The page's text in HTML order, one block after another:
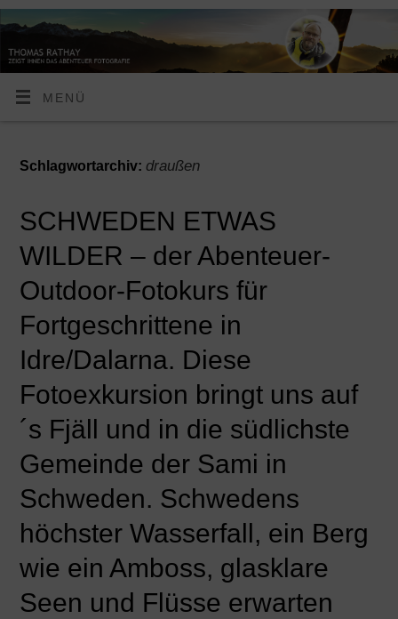
MENÜ
Schlagwortarchiv: draußen
SCHWEDEN ETWAS
WILDER – der Abenteuer-
Outdoor-Fotokurs für
Fortgeschrittene in
Idre/Dalarna. Diese
Fotoexkursion bringt uns auf
´s Fjäll und in die südlichste
Gemeinde der Sami in
Schweden. Schwedens
höchster Wasserfall, ein Berg
wie ein Amboss, glasklare
Seen und Flüsse erwarten